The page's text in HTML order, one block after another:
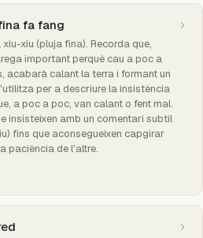
fa fang
xiu (pluja fina). Recorda que,
important perquè cau a poc a
acabarà calant la terra i formant un
per a descriure la insistència
a poc a poc, van calant o fent mal.
insisteixen amb un comentari subtil
fins que aconsegueixen capgirar
paciència de l'altre.